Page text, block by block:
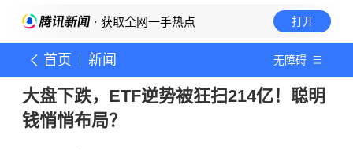
· 获取全网一手热点 打开
首页 新闻 无障碍
大盘下跌，ETF逆势被狂扫214亿！聪明
钱悄悄布局？